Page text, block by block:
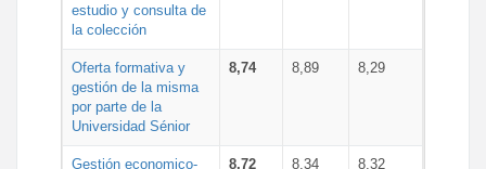
estudio y consulta de
la colección
Oferta formativa y
gestión de la misma
por parte de la
Universidad Sénior
8,74 8,89 8,29
Gestión economico- 8,72 8,34 8,32